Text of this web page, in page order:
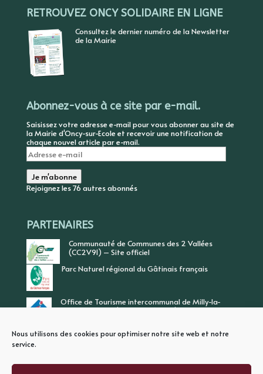
Nous utilisons des cookies pour optimiser notre site web et notre
service.
RETROUVEZ ONCY SOLIDAIRE EN LIGNE
Consultez le dernier numéro de la Newsletter
de la Mairie
Abonnez-vous à ce site par e-mail.
Saisissez votre adresse e-mail pour vous abonner au site de
la Mairie d'Oncy-sur-Ecole et recevoir une notification de
chaque nouvel article par e-mail.
Adresse
e-
mail
Je m'abonne
Rejoignez les 76 autres abonnés
PARTENAIRES
Communauté de Communes des 2 Vallées
(CC2V91) – Site officiel
Parc Naturel régional du Gâtinais français
Office de Tourisme intercommunal de Milly-la-
Forêt, Vallée de l’Ecole, Vallée de l’Essonne